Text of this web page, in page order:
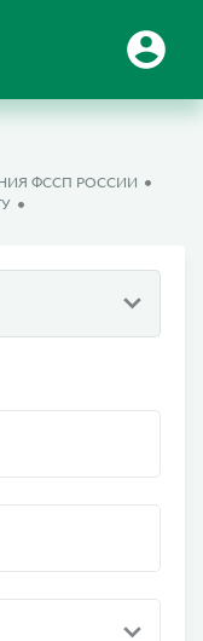
ФССП РОССИИ